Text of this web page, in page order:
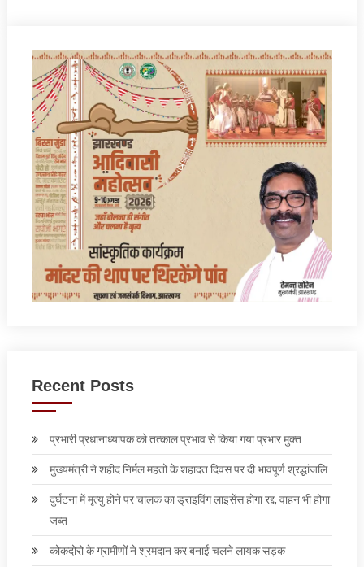
Recent Posts
प्रभारी प्रधानाध्यापक को तत्काल प्रभाव से किया गया प्रभार मुक्त
मुख्यमंत्री ने शहीद निर्मल महतो के शहादत दिवस पर दी भावपूर्ण श्रद्धांजलि
दुर्घटना में मृत्यु होने पर चालक का ड्राइविंग लाइसेंस होगा रद्द, वाहन भी होगा
जब्त
कोकदोरो के ग्रामीणों ने श्रमदान कर बनाई चलने लायक सड़क